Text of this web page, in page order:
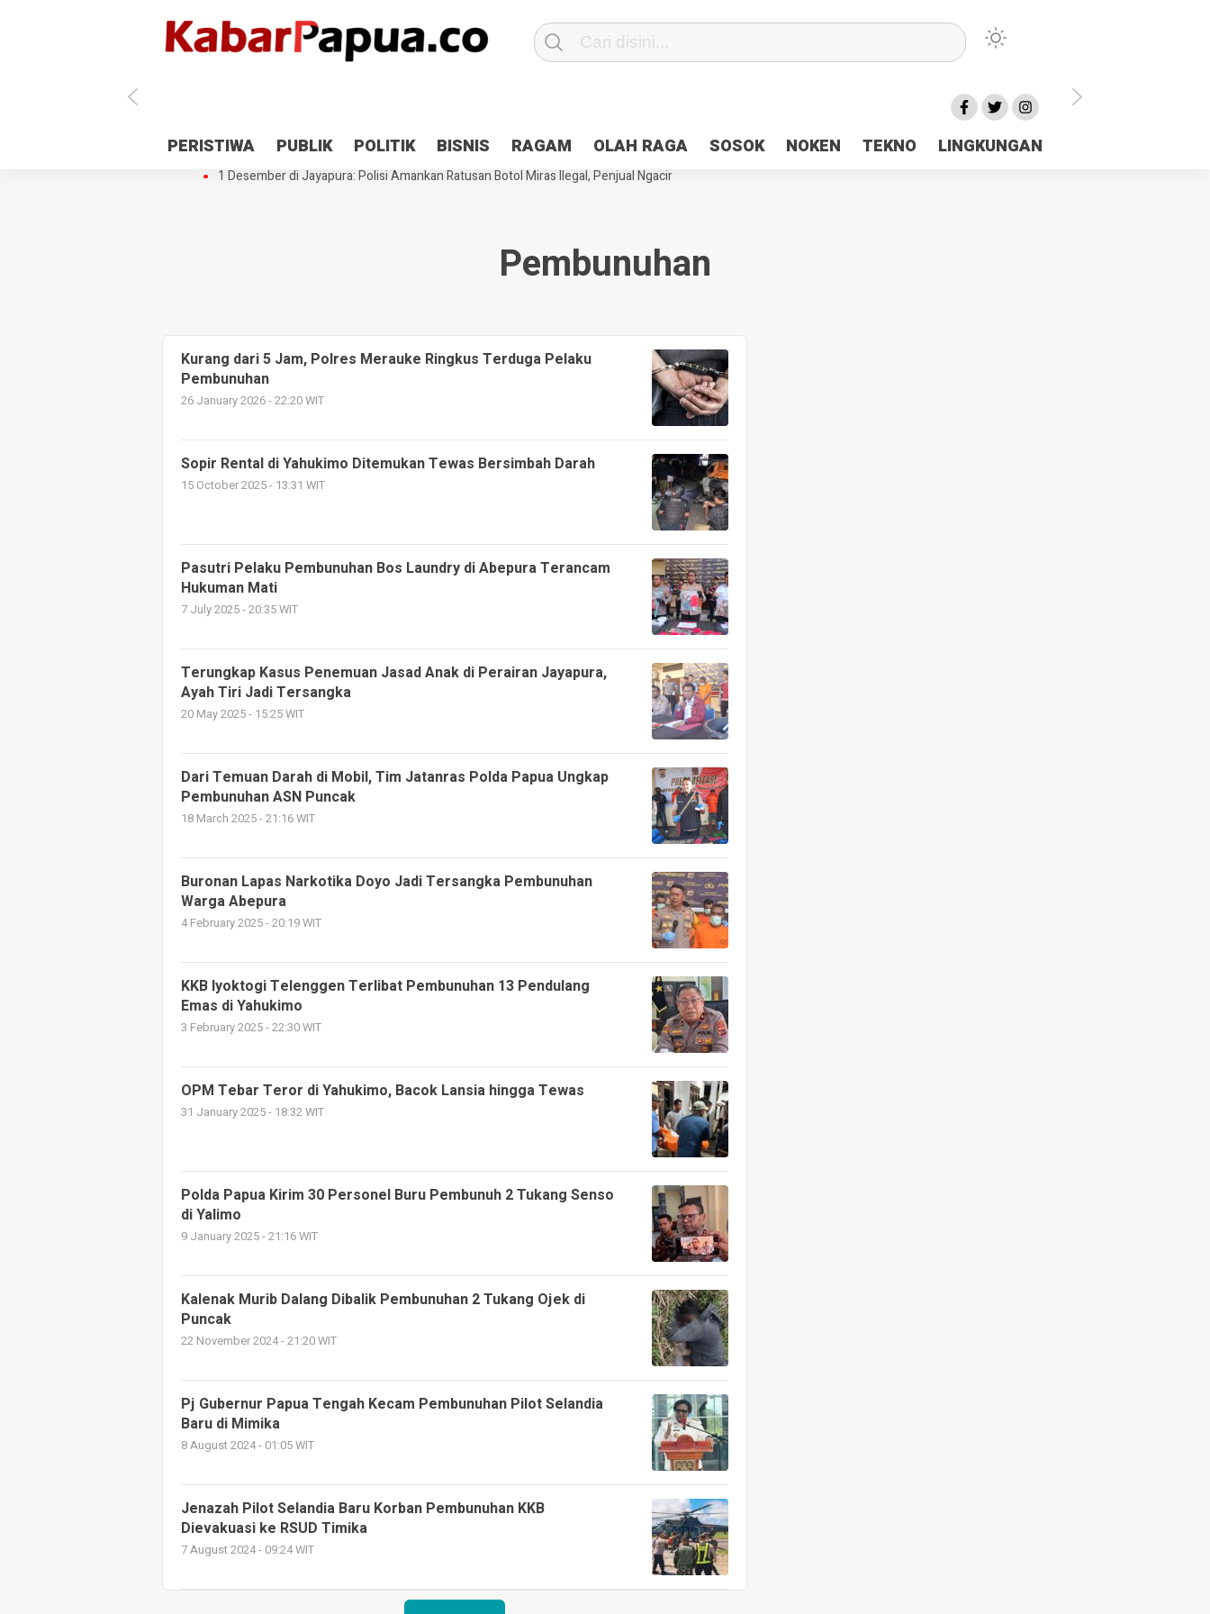
PERISTIWA PUBLIK POLITIK BISNIS RAGAM OLAH RAGA SOSOK NOKEN TEKNO LINGKUNGAN
Antisipasi 1 Desember, TNI Polri Patroli 2×24 jam di Kota Jayapura
Pesan Sejuk Polri di Deklarasi Pemilu Ceria Tanah Papua
Gedung Perpustakaan SMPN 5 Sentani Terbakar
Hibah Pilkada Jayapura Cair 10 Persen, Deposit Kas Daerah Rp23 Miliar Disorot
1 Desember di Jayapura: Polisi Amankan Ratusan Botol Miras Ilegal, Penjual Ngacir
Pembunuhan
Kurang dari 5 Jam, Polres Merauke Ringkus Terduga Pelaku
Pembunuhan
26 January 2026 - 22:20 WIT
Sopir Rental di Yahukimo Ditemukan Tewas Bersimbah Darah
15 October 2025 - 13:31 WIT
Pasutri Pelaku Pembunuhan Bos Laundry di Abepura Terancam
Hukuman Mati
7 July 2025 - 20:35 WIT
Terungkap Kasus Penemuan Jasad Anak di Perairan Jayapura,
Ayah Tiri Jadi Tersangka
20 May 2025 - 15:25 WIT
Dari Temuan Darah di Mobil, Tim Jatanras Polda Papua Ungkap
Pembunuhan ASN Puncak
18 March 2025 - 21:16 WIT
Buronan Lapas Narkotika Doyo Jadi Tersangka Pembunuhan
Warga Abepura
4 February 2025 - 20:19 WIT
KKB Iyoktogi Telenggen Terlibat Pembunuhan 13 Pendulang
Emas di Yahukimo
3 February 2025 - 22:30 WIT
OPM Tebar Teror di Yahukimo, Bacok Lansia hingga Tewas
31 January 2025 - 18:32 WIT
Polda Papua Kirim 30 Personel Buru Pembunuh 2 Tukang Senso
di Yalimo
9 January 2025 - 21:16 WIT
Kalenak Murib Dalang Dibalik Pembunuhan 2 Tukang Ojek di
Puncak
22 November 2024 - 21:20 WIT
Pj Gubernur Papua Tengah Kecam Pembunuhan Pilot Selandia
Baru di Mimika
8 August 2024 - 01:05 WIT
Jenazah Pilot Selandia Baru Korban Pembunuhan KKB
Dievakuasi ke RSUD Timika
7 August 2024 - 09:24 WIT